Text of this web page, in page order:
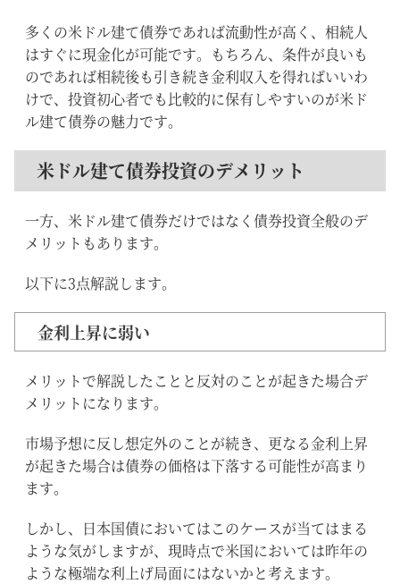
多くの米ドル建て債券であれば流動性が高く、相続人
はすぐに現金化が可能です。もちろん、条件が良いも
のであれば相続後も引き続き金利収入を得ればいいわ
けで、投資初心者でも比較的に保有しやすいのが米ド
ル建て債券の魅力です。
米ドル建て債券投資のデメリット
一方、米ドル建て債券だけではなく債券投資全般のデ
メリットもあります。
以下に3点解説します。
金利上昇に弱い
メリットで解説したことと反対のことが起きた場合デ
メリットになります。
市場予想に反し想定外のことが続き、更なる金利上昇
が起きた場合は債券の価格は下落する可能性が高まり
ます。
しかし、日本国債においてはこのケースが当てはまる
ような気がしますが、現時点で米国においては昨年の
ような極端な利上げ局面にはないかと考えます。